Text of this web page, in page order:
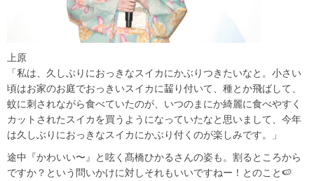
上原
「私は、久しぶりにおっきなスイカにかぶりつきたいなと。小さい
頃はお家のお庭でおっきいスイカに齧り付いて、種とか飛ばして、
蚊に刺されながら食べていたのが、いつのまにか綺麗に食べやすく
カットされたスイカを買うようになっていたなと思いまして、今年
は久しぶりにおっきなスイカにかぶり付くのが楽しみです。」
途中『かわいい〜』と呟く髙橋ひかるさんの姿も。割るところから
ですか？という問いかけに対しそれもいいですねー！とのこと🍉